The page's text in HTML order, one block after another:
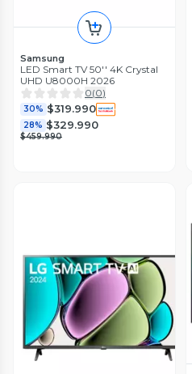
Samsung
LED Smart TV 50'' 4K Crystal
UHD U8000H 2026
0(0)
30% $319.990
28% $329.990
$459.990